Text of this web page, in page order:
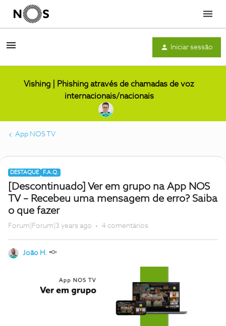
Menu
Iniciar sessão
Vishing | Phishing através de chamadas de voz
internacionais/nacionais
App NOS TV
DESTAQUE F.A.Q.
[Descontinuado] Ver em grupo na App NOS
TV – Recebeu uma mensagem de erro? Saiba
o que fazer
Forum|Forum|3 years ago 4 comentários
João H.